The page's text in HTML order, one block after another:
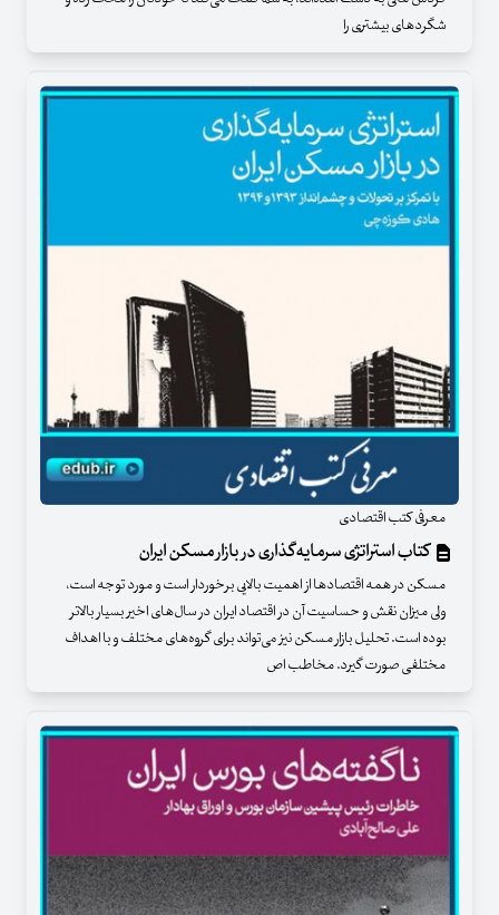
شگردهای بیشتری را
معرفی کتب اقتصادی
کتاب استراتژی سرمایه‌گذاری در بازار مسکن ایران
مسکن در همه اقتصادها از اهمیت بالایی برخوردار است و مورد توجه است،
ولی میزان نقش و حساسیت آن در اقتصاد ایران در سال‌های اخیر بسیار بالاتر
بوده است. تحلیل بازار مسکن نیز می‌تواند برای گروه‌های مختلف و با اهداف
مختلفی صورت گیرد. مخاطب اص